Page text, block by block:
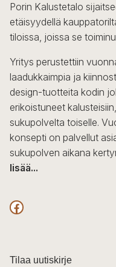
tehdä
valinnat
tuotteen
sivulla.
Porin Kalustetalo
etäisyydellä
tiloissa, joissa se
Yritys perustettiin
laadukkaimpia ja
design-tuotteita kodin
erikoistuneet
sukupolvelta toiselle.
konsepti on palvellut
sukupolven aikana
lisää...
F
c
Tilaa uutiskirje